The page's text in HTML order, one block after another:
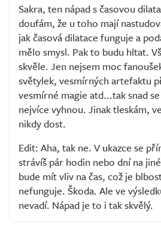
Sakra, ten nápad s časovou
doufám, že u toho mají
jak časová dilatace funguje a
mělo smysl. Pak to budu hltat.
skvěle. Jen nejsem moc
světylek, vesmírných artefaktu
vesmírné magie atd...tak snad
nejvíce vyhnou. Jinak tleskám,
nikdy dost.
Edit: Aha, tak ne. V ukazce se
strávíš pár hodin nebo dní na
bude mít vliv na čas, což je
nefunguje. Škoda. Ale ve
nevadí. Nápad je to i tak skvělý.